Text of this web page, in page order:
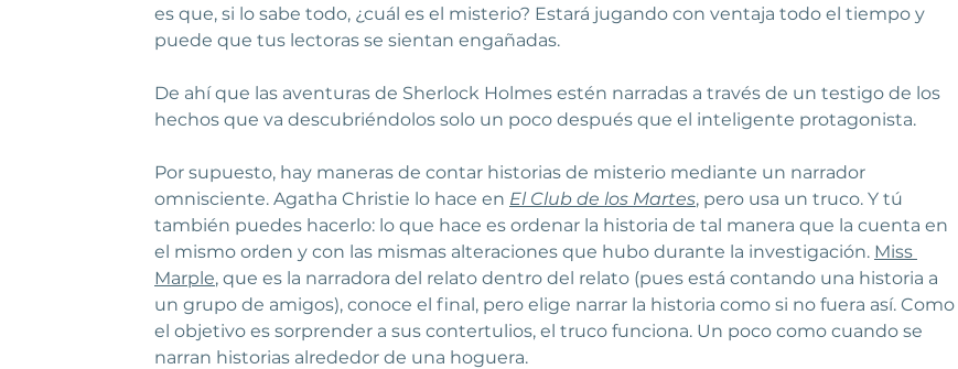
es que, si lo sabe todo, ¿cuál es el misterio? Estará jugando con ventaja todo el tiempo y
puede que tus lectoras se sientan engañadas.
De ahí que las aventuras de Sherlock Holmes estén narradas a través de un testigo de los
hechos que va descubriéndolos solo un poco después que el inteligente protagonista.
Por supuesto, hay maneras de contar historias de misterio mediante un narrador
omnisciente. Agatha Christie lo hace en El Club de los Martes, pero usa un truco. Y tú
también puedes hacerlo: lo que hace es ordenar la historia de tal manera que la cuenta en
el mismo orden y con las mismas alteraciones que hubo durante la investigación. Miss
Marple, que es la narradora del relato dentro del relato (pues está contando una historia a
un grupo de amigos), conoce el final, pero elige narrar la historia como si no fuera así. Como
el objetivo es sorprender a sus contertulios, el truco funciona. Un poco como cuando se
narran historias alrededor de una hoguera.